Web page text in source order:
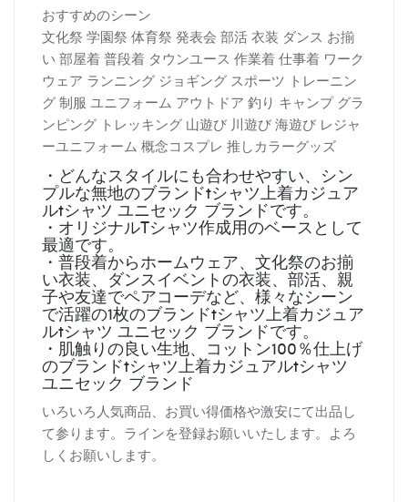
おすすめのシーン
文化祭 学園祭 体育祭 発表会 部活 衣装 ダンス お揃
い 部屋着 普段着 タウンユース 作業着 仕事着 ワーク
ウェア ランニング ジョギング スポーツ トレーニン
グ 制服 ユニフォーム アウトドア 釣り キャンプ グラ
ンピング トレッキング 山遊び 川遊び 海遊び レジャ
ーユニフォーム 概念コスプレ 推しカラーグッズ
・どんなスタイルにも合わせやすい、シン
プルな無地のブランドtシャツ上着カジュア
ルtシャツ ユニセック ブランドです。
・オリジナルTシャツ作成用のベースとして
最適です。
・普段着からホームウェア、文化祭のお揃
い衣装、ダンスイベントの衣装、部活、親
子や友達でペアコーデなど、様々なシーン
で活躍の1枚のブランドtシャツ上着カジュア
ルtシャツ ユニセック ブランドです。
・肌触りの良い生地、コットン100％仕上げ
のブランドtシャツ上着カジュアルtシャツ
ユニセック ブランド
いろいろ人気商品、お買い得価格や激安にて出品し
て参ります。ラインを登録お願いいたします。よろ
しくお願いします。